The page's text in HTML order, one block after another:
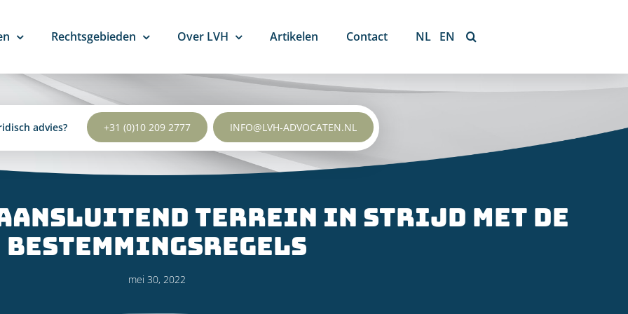
advies? +31 (0)10 209 2777 INFO@LVH-ADVOCATEN.NL
Rechtsgebieden Over LVH Artikelen Contact NL EN
aansluitend terrein in strijd met de
bestemmingsregels
mei 30, 2022